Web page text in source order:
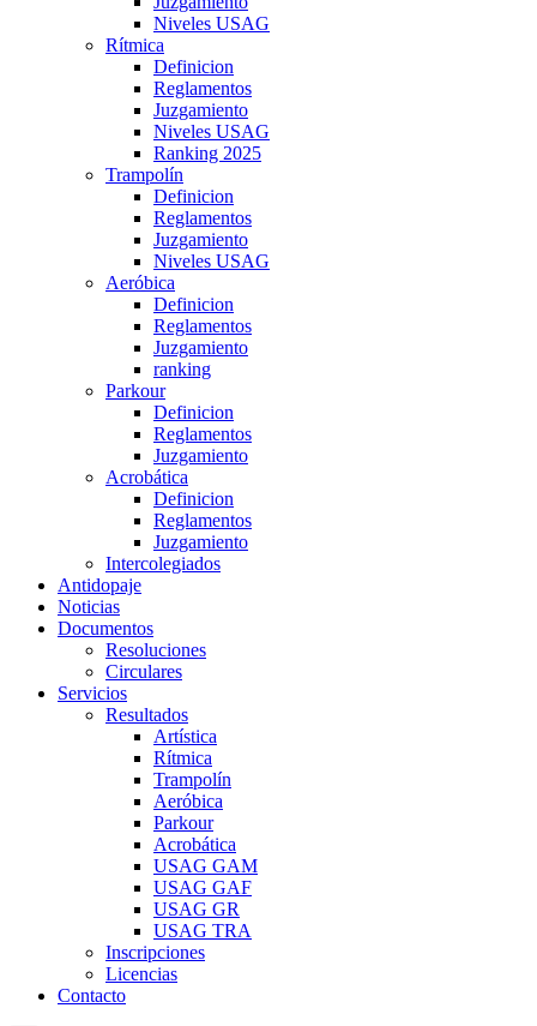
Niveles USAG
Rítmica
Definicion
Reglamentos
Juzgamiento
Niveles USAG
Ranking 2025
Trampolín
Definicion
Reglamentos
Juzgamiento
Niveles USAG
Aeróbica
Definicion
Reglamentos
Juzgamiento
ranking
Parkour
Definicion
Reglamentos
Juzgamiento
Acrobática
Definicion
Reglamentos
Juzgamiento
Intercolegiados
Antidopaje
Noticias
Documentos
Resoluciones
Circulares
Servicios
Resultados
Artística
Rítmica
Trampolín
Aeróbica
Parkour
Acrobática
USAG GAM
USAG GAF
USAG GR
USAG TRA
Inscripciones
Licencias
Contacto